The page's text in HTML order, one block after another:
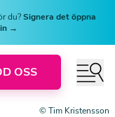
du?Signera det öppna
→
OSS
© Tim Kristensson